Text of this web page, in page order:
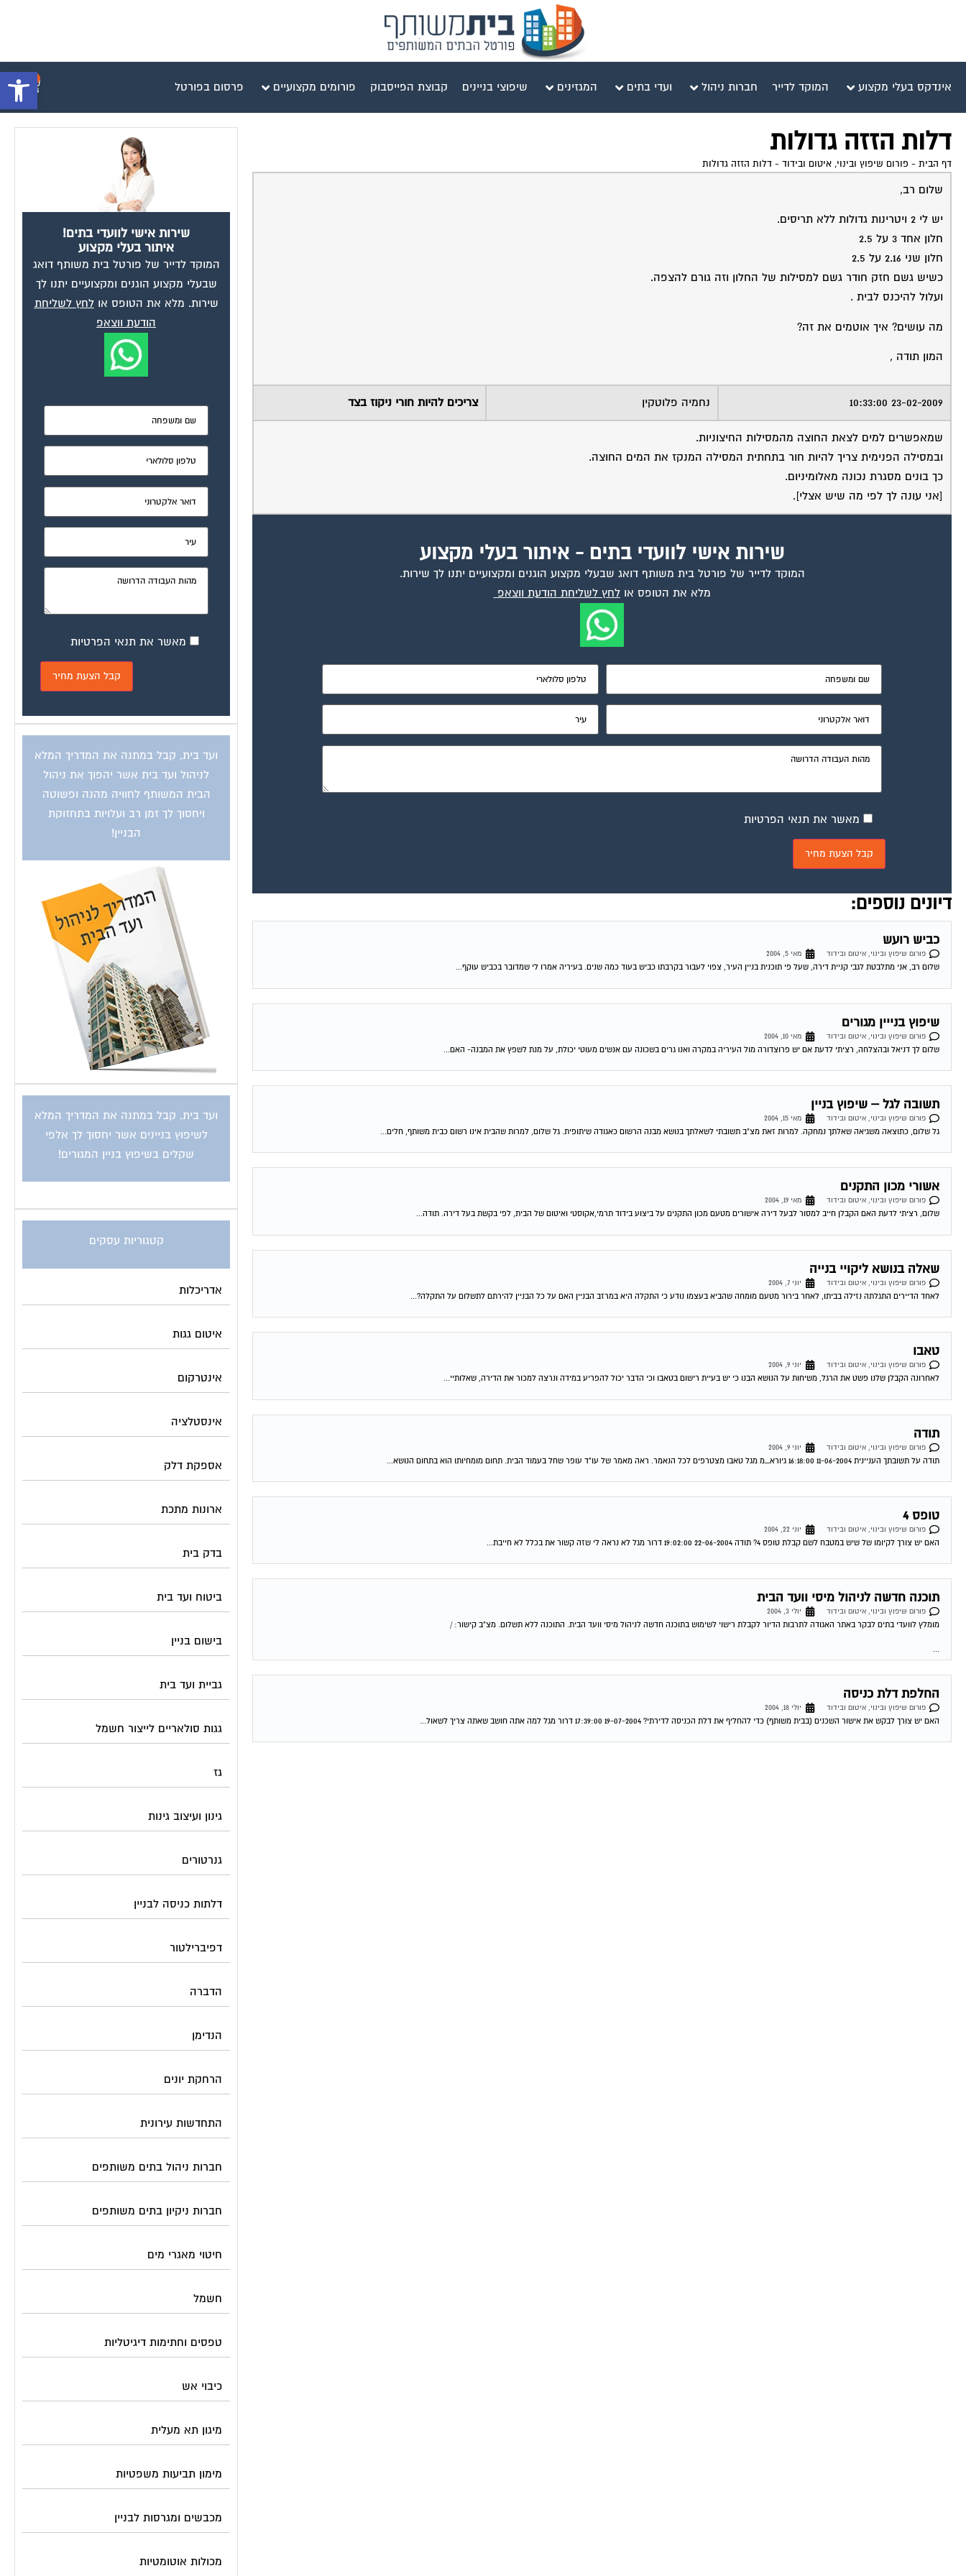
פתח אינדקס בעלי מקצוע המוקד לדייר חברות ניהול ועדי בתים המגזינים שיפוצי בניינים קבוצת הפייסבוק פורומים מקצועיים פרסום בפורטל
דלות הזזה גדולות
דף הבית - פורום שיפוץ ובינוי, איטום ובידוד - דלות הזזה גדולות
שלום רב,
יש לי 2 ויטרינות גדולות ללא תריסים.
חלון אחד 3 על 2.5
חלון שני 2.16 על 2.5
כשיש גשם חזק חודר גשם למסילות של החלון וזה גורם להצפה.
ועלול להיכנס לבית .
מה עושים? איך אוטמים את זה?
המון תודה ,
23-02-2009 10:33:00 נחמיה פלוטקין צריכים להיות חורי ניקוז בצד
שמאפשרים למים לצאת החוצה מהמסילות החיצוניות.
ובמסילה הפנימית צריך להיות חור בתחתית המסילה המנקז את המים החוצה.
כך בונים מסגרת נכונה מאלומיניום.
[אני עונה לך לפי מה שיש אצלי].
שירות אישי לוועדי בתים - איתור בעלי מקצוע
המוקד לדייר של פורטל בית משותף דואג שבעלי מקצוע הוגנים ומקצועיים יתנו לך שירות.
מלא את הטופס אולחץ לשליחת הודעת ווצאפ
מאשר את תנאי הפרטיות
דיונים נוספים:
כביש רועש
פורום שיפוץ ובינוי, איטום ובידוד
מאי 5, 2004
שלום רב, אני מתלבטת לגבי קניית דירה, שעל פי תוכנית בניין העיר, צפוי לעבור בקרבתו כביש בעוד כמה שנים. בעיריה אמרו לי שמדובר בכביש עוקף...
שיפוץ בנייין מגורים
פורום שיפוץ ובינוי, איטום ובידוד
מאי 10, 2004
שלום לך דניאל ובהצלחה, רציתי לדעת אם יש פרוצדורה מול העיריה במקרה ואנו גרים בשכונה עם אנשים מעוטי יכולת, על מנת לשפץ את המבנה- האם...
תשובה לגל – שיפוץ בניין
פורום שיפוץ ובינוי, איטום ובידוד
מאי 15, 2004
גל שלום, כתוצאה משגיאה שאלתך נמחקה. למרות זאת מצ"ב תשובתי לשאלתך בנושא מבנה הרשום כאגודה שיתופית. גל שלום, למרות שהבית אינו רשום כבית משותף, חלים...
אשורי מכון התקנים
פורום שיפוץ ובינוי, איטום ובידוד
מאי 19, 2004
שלום, רציתי לדעת האם הקבלן חייב למסור לבעל דירה אישורים מטעם מכון התקנים על ביצוע בידוד תרמי,אקוסטי ואיטום של הבית, לפי בקשת בעל דירה. תודה...
שאלה בנושא ליקויי בנייה
פורום שיפוץ ובינוי, איטום ובידוד
יוני 7, 2004
לאחד הדיירים התגלתה נזילה בביתו, לאחר בירור מטעם מומחה שהביא בעצמו נודע כי התקלה היא במרזב הבניין האם על כל הבניין להירתם לתשלום על התקלה?...
טאבו
פורום שיפוץ ובינוי, איטום ובידוד
יוני 9, 2004
לאחרונה הקבלן שלנו פשט את הרגל, משיחות על הנושא הבנו כי יש בעיית רישום בטאבו וכי הדבר יכול להפריע במידה ונרצה למכור את הדירה, שאלותיי...
תודה
פורום שיפוץ ובינוי, איטום ובידוד
יוני 9, 2004
תודה על תשובתך העניינית 11-06-2004 16:18:00 גיורא_מ מגל טאבו מצטרפים לכל הנאמר. ראה מאמר של עו"ד עופר שחל בעמוד הבית. תחום מומחיותו הוא בתחום הנושא...
טופס 4
פורום שיפוץ ובינוי, איטום ובידוד
יוני 22, 2004
האם יש צורך לקיומו של שיש במטבח לשם קבלת טופס 4? תודה 22-06-2004 19:02:00 דרור מגל לא נראה לי שזה קשור את בכלל לא חייבת...
תוכנה חדשה לניהול מיסי וועד הבית
פורום שיפוץ ובינוי, איטום ובידוד
יולי 3, 2004
מומלץ לוועדי בתים לבקר באתר האגודה לתרבות הדיור לקבלת רישוי לשימוש בתוכנה חדשה לניהול מיסי וועד הבית. התוכנה ללא תשלום. מצ"ב קישור: /
...
החלפת דלת כניסה
פורום שיפוץ ובינוי, איטום ובידוד
יולי 18, 2004
האם יש צורך לבקש את אישור השכנים (בבית משותף) כדי להחליף את דלת הכניסה לדירתי? 19-07-2004 17:39:00 דרור מגל למה אתה חושב שאתה צריך לשאול...
שירות אישי לוועדי בתים!
איתור בעלי מקצוע
המוקד לדייר של פורטל בית משותף דואג
שבעלי מקצוע הוגנים ומקצועיים יתנו לך
שירות. מלא את הטופס אולחץ לשליחת
הודעת ווצאפ
מאשר את תנאי הפרטיות
ועד בית, קבל במתנה את המדריך המלא
לניהול ועד בית אשר יהפוך את ניהול
הבית המשותף לחוויה מהנה ופשוטה
ויחסוך לך זמן רב ועלויות בתחזוקת
הבניין!
ועד בית, קבל במתנה את המדריך המלא
לשיפוץ בניינים אשר יחסוך לך אלפי
שקלים בשיפוץ בניין המגורים!
קטגוריות עסקים
אדריכלות
איטום גגות
אינטרקום
אינסטלציה
אספקת דלק
ארונות מתכת
בדק בית
ביטוח ועד בית
בישום בניין
גביית ועד בית
גגות סולאריים לייצור חשמל
גז
גינון ועיצוב גינות
גנרטורים
דלתות כניסה לבניין
דפיברילטור
הדברה
הנדימן
הרחקת יונים
התחדשות עירונית
חברות ניהול בתים משותפים
חברות ניקיון בתים משותפים
חיטוי מאגרי מים
חשמל
טפסים וחתימות דיגיטליות
כיבוי אש
מיגון תא מעלית
מימון תביעות משפטיות
מכבשים ומגרסות לבניין
מכולות אוטומטיות